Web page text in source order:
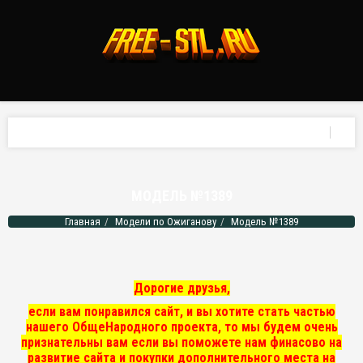
Главная Модели по Ожиганову Модель №1389
Дорогие друзья,
если вам понравился сайт, и вы хотите стать частью
нашего ОбщеНародного проекта, то мы будем очень
признательны вам если вы поможете нам финасово на
развитие сайта и покупки дополнительного места на